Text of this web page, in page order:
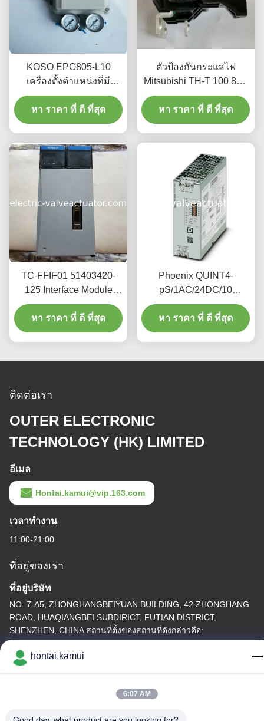
KOSO EPC805-L10
เครื่องตั้งตําแหน่งที่มี
สัญลักษณ์ 4-20mA สําหรับ
ระบบควบคุมความดัน
หา ราคา ที่ ดี ที่สุด
ตัวป้องกันกระแสไฟ
Mitsubishi TH-T 100 82A
เหมาะสำหรับไฟฟ้ากระแส
สูง
หา ราคา ที่ ดี ที่สุด
TC-FFIF01 51403420-
125 Interface Module
Fieldbus 45 AMP / 3.3
VDC 1.1 AMP / 5.1 VDC
หา ราคา ที่ ดี ที่สุด
Phoenix QUINT4-
pS/1AC/24DC/10
2904601 single-phase
power module, 24V DC
stable output, 10W
หา ราคา ที่ ดี ที่สุด
ติดต่อเรา
OUTER ELECTRONIC
TECHNOLOGY (HK) LIMITED
อีเมล
Hontai.kamui@vip.163.com
เวลาทํางาน
11:00-21:00
ที่อยู่ของเรา
ที่อยู่บริษัท
NO. 7-A5, ZHONGHANGBEIYUAN BUILDING, 42 ZHONGHANG
ROAD, HUAQIANGBEI SUBDIRICT, FUTIAN DISTRICT,
SHENZHEN, CHINA สถานที่ตั้งของสถานที่ดังกล่าวคือ:
ที่อยู่โรงงาน
hontai.kamui
6:07 AM